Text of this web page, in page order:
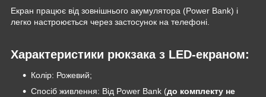
Екран працює від зовнішнього акумулятора (Power Bank) і
легко настроюється через застосунок на телефоні.
Характеристики рюкзака з LED-екраном:
Колір: Рожевий;
Спосіб живлення: Від Power Bank (до комплекту не